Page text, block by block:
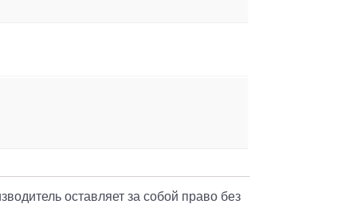
оставляет за собой право без